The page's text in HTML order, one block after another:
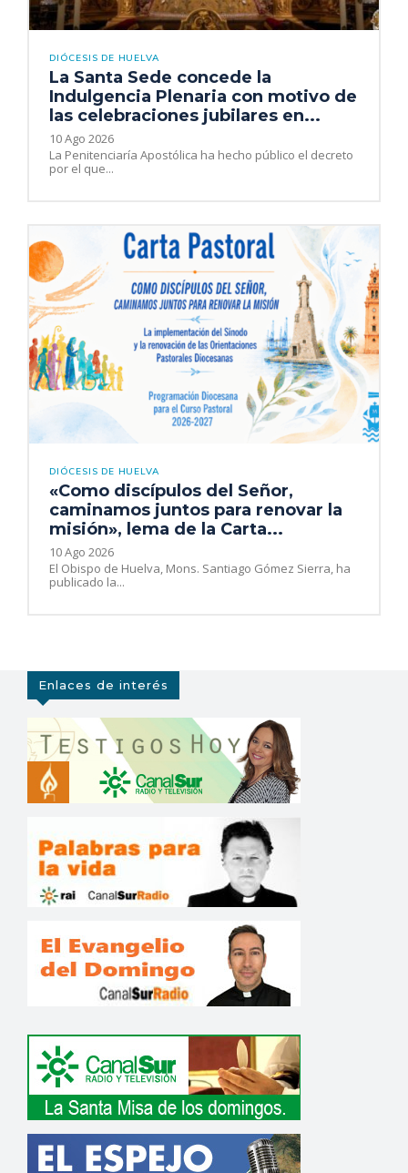
DIÓCESIS DE HUELVA
La Santa Sede concede la
Indulgencia Plenaria con motivo de
las celebraciones jubilares en...
10 Ago 2026
La Penitenciaría Apostólica ha hecho público el decreto
por el que...
DIÓCESIS DE HUELVA
«Como discípulos del Señor,
caminamos juntos para renovar la
misión», lema de la Carta...
10 Ago 2026
El Obispo de Huelva, Mons. Santiago Gómez Sierra, ha
publicado la...
Enlaces de interés